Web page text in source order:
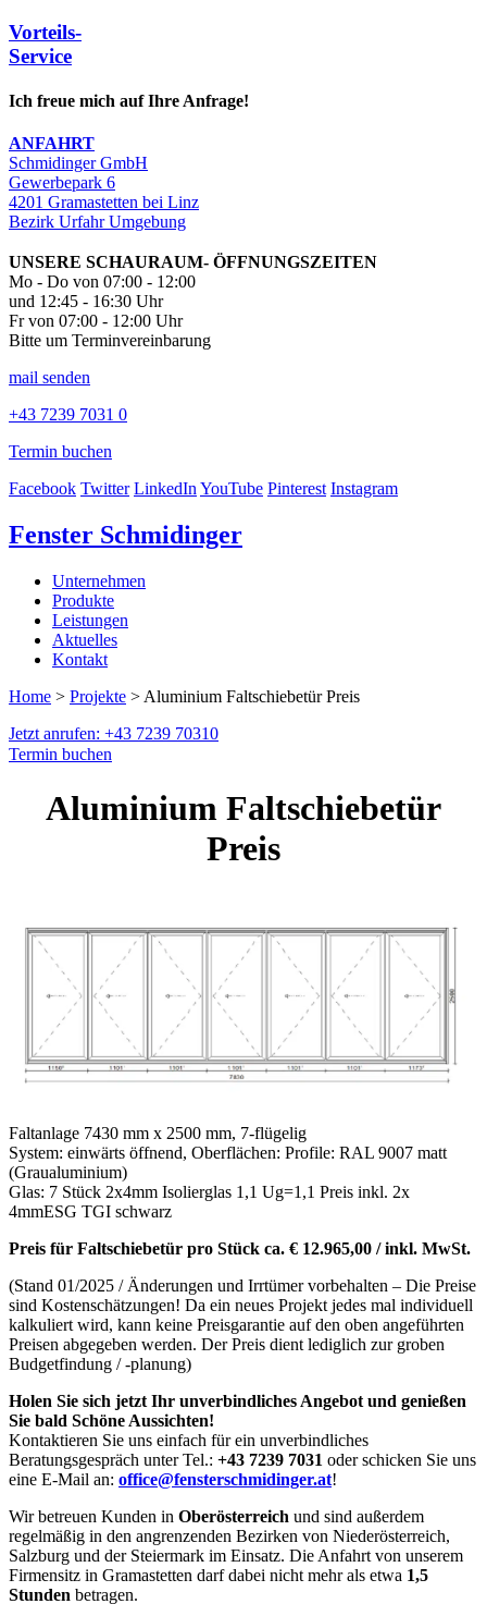
Vorteils-
Service
Ich freue mich auf Ihre Anfrage!
ANFAHRT
Schmidinger GmbH
Gewerbepark 6
4201 Gramastetten bei Linz
Bezirk Urfahr Umgebung
UNSERE SCHAURAUM- ÖFFNUNGSZEITEN
Mo - Do von 07:00 - 12:00
und 12:45 - 16:30 Uhr
Fr von 07:00 - 12:00 Uhr
Bitte um Terminvereinbarung
mail senden
+43 7239 7031 0
Termin buchen
Facebook Twitter LinkedInYouTube Pinterest Instagram
Fenster Schmidinger
Unternehmen
Produkte
Leistungen
Aktuelles
Kontakt
Home > Projekte > Aluminium Faltschiebetür Preis
Jetzt anrufen: +43 7239 70310
Termin buchen
Aluminium Faltschiebetür
Preis
Faltanlage 7430 mm x 2500 mm, 7-flügelig
System: einwärts öffnend, Oberflächen: Profile: RAL 9007 matt
(Graualuminium)
Glas: 7 Stück 2x4mm Isolierglas 1,1 Ug=1,1 Preis inkl. 2x
4mmESG TGI schwarz
Preis für Faltschiebetür pro Stück ca. € 12.965,00 / inkl. MwSt.
(Stand 01/2025 / Änderungen und Irrtümer vorbehalten – Die Preise
sind Kostenschätzungen! Da ein neues Projekt jedes mal individuell
kalkuliert wird, kann keine Preisgarantie auf den oben angeführten
Preisen abgegeben werden. Der Preis dient lediglich zur groben
Budgetfindung / -planung)
Holen Sie sich jetzt Ihr unverbindliches Angebot und genießen
Sie bald Schöne Aussichten!
Kontaktieren Sie uns einfach für ein unverbindliches
Beratungsgespräch unter Tel.: +43 7239 7031 oder schicken Sie uns
eine E-Mail an: office@fensterschmidinger.at!
Wir betreuen Kunden in Oberösterreich und sind außerdem
regelmäßig in den angrenzenden Bezirken von Niederösterreich,
Salzburg und der Steiermark im Einsatz. Die Anfahrt von unserem
Firmensitz in Gramastetten darf dabei nicht mehr als etwa 1,5
Stunden betragen.